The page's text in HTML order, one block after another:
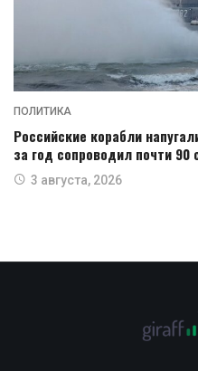
ПОЛИТИКА
Российские корабли
за год сопроводил почти 90
3 августа, 2026